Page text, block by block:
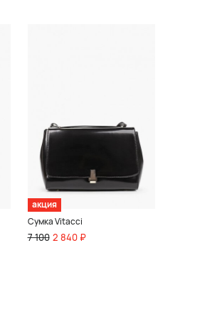
акция
Сумка Vitacci
7 100 2 840 ₽